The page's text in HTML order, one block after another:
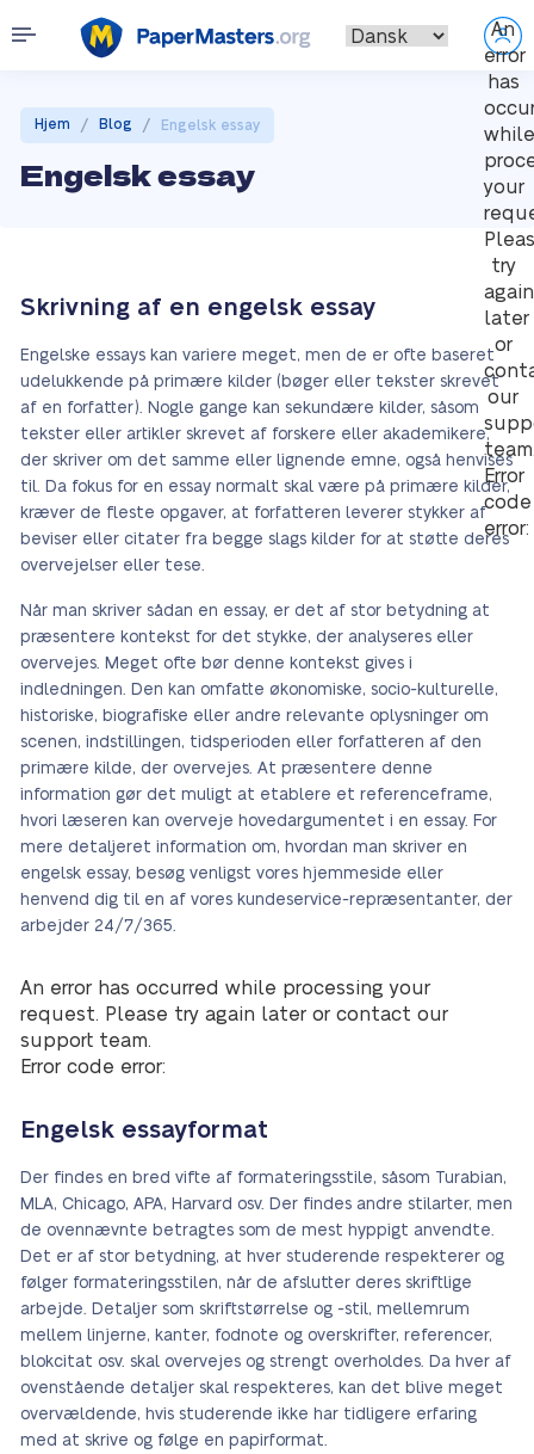
An
error
has
while
your
try
again
later
or
our
Error
code
error:
Hjem / Blog / Engelsk essay
Engelsk essay
Skrivning af en engelsk essay
Engelske essays kan variere meget, men de er ofte baseret
udelukkende på primære kilder (bøger eller tekster skrevet
af en forfatter). Nogle gange kan sekundære kilder, såsom
tekster eller artikler skrevet af forskere eller akademikere,
der skriver om det samme eller lignende emne, også henvises
til. Da fokus for en essay normalt skal være på primære kilder,
kræver de fleste opgaver, at forfatteren leverer stykker af
beviser eller citater fra begge slags kilder for at støtte deres
overvejelser eller tese.
Når man skriver sådan en essay, er det af stor betydning at
præsentere kontekst for det stykke, der analyseres eller
overvejes. Meget ofte bør denne kontekst gives i
indledningen. Den kan omfatte økonomiske, socio-kulturelle,
historiske, biografiske eller andre relevante oplysninger om
scenen, indstillingen, tidsperioden eller forfatteren af den
primære kilde, der overvejes. At præsentere denne
information gør det muligt at etablere et referenceframe,
hvori læseren kan overveje hovedargumentet i en essay. For
mere detaljeret information om, hvordan man skriver en
engelsk essay, besøg venligst vores hjemmeside eller
henvend dig til en af vores kundeservice-repræsentanter, der
arbejder 24/7/365.
An error has occurred while processing your
request. Please try again later or contact our
support team.
Error code error:
Engelsk essayformat
Der findes en bred vifte af formateringsstile, såsom Turabian,
MLA, Chicago, APA, Harvard osv. Der findes andre stilarter, men
de ovennævnte betragtes som de mest hyppigt anvendte.
Det er af stor betydning, at hver studerende respekterer og
følger formateringsstilen, når de afslutter deres skriftlige
arbejde. Detaljer som skriftstørrelse og -stil, mellemrum
mellem linjerne, kanter, fodnote og overskrifter, referencer,
blokcitat osv. skal overvejes og strengt overholdes. Da hver af
ovenstående detaljer skal respekteres, kan det blive meget
overvældende, hvis studerende ikke har tidligere erfaring
med at skrive og følge en papirformat.